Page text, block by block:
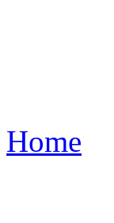
Home